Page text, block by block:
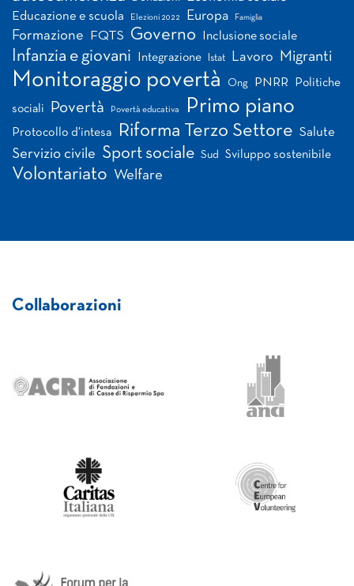
Educazione e scuola Elezioni 2022 Europa Famiglia
Formazione FQTS Governo Inclusione sociale
Infanzia e giovani Integrazione Istat Lavoro Migranti
Monitoraggio povertà Ong PNRR Politiche
sociali Povertà Povertà educativa Primo piano
Protocollo d'intesa Riforma Terzo Settore Salute
Servizio civile Sport sociale Sud Sviluppo sostenibile
Volontariato Welfare
Collaborazioni